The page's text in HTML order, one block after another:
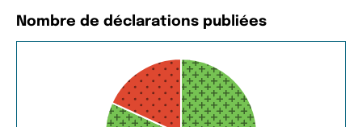
Nombre de déclarations publiées